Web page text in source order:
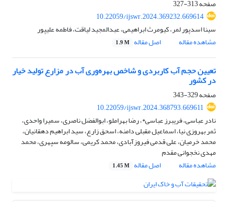
صفحه313-327
10.22059/ijswr.2024.369232.669614
سینا اسدپور لمر، کیومرث ابراهیمی، عبدالمجید لیاقت، فاطمه علیپور
مشاهده مقاله
اصل مقاله 1.9 M
تعیین حجم آب کاربردی و شاخص‌ بهره‌وری آب در مزارع تولید خیار
در کشور
صفحه329-343
10.22059/ijswr.2024.368793.669611
نادر عباسی، فریبرز عباسی*، رضا بهراملو، ابوالفضل ناصری، سمیرا واحدی،
ثمر بهروزی نیا، اسماعیل مقبلی دامنه، اسحق زارع، سید ابراهیم دهقانیان،
محمد خرمیان، علی قدمی فیروزآبادی، محمد کریمی، سالومه سپهری، محمد
مهدی نخجوانی مقدم
مشاهده مقاله
اصل مقاله 1.45 M